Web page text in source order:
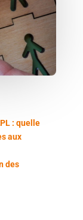
: quelle
aux
des